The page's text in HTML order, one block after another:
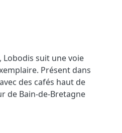
Lobodis suit une voie
Présent dans
des cafés haut de
de Bain-de-Bretagne